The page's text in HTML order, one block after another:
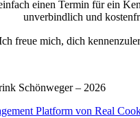
einen Termin für ein
unverbindlich und
freue mich, dich
Schönweger – 2026
Platform von Real